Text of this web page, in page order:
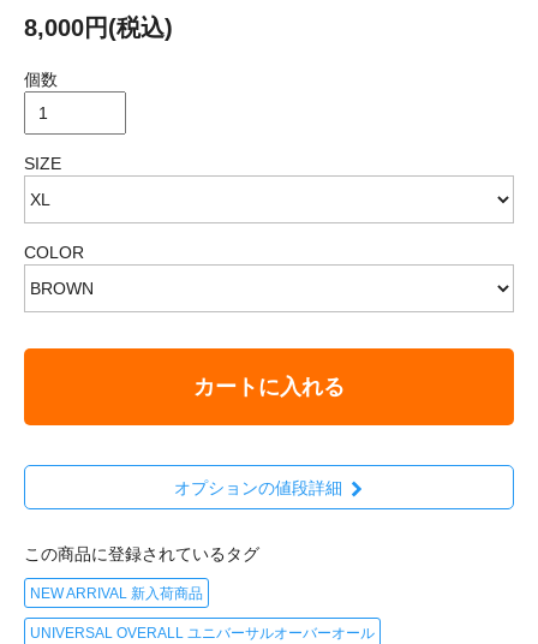
8,000円(税込)
個数
SIZE
COLOR
カートに入れる
オプションの値段詳細
この商品に登録されているタグ
NEW ARRIVAL 新入荷商品
UNIVERSAL OVERALL ユニバーサルオーバーオール